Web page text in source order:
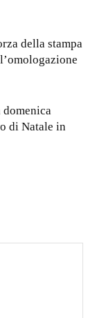
della stampa
domenica
di Natale in